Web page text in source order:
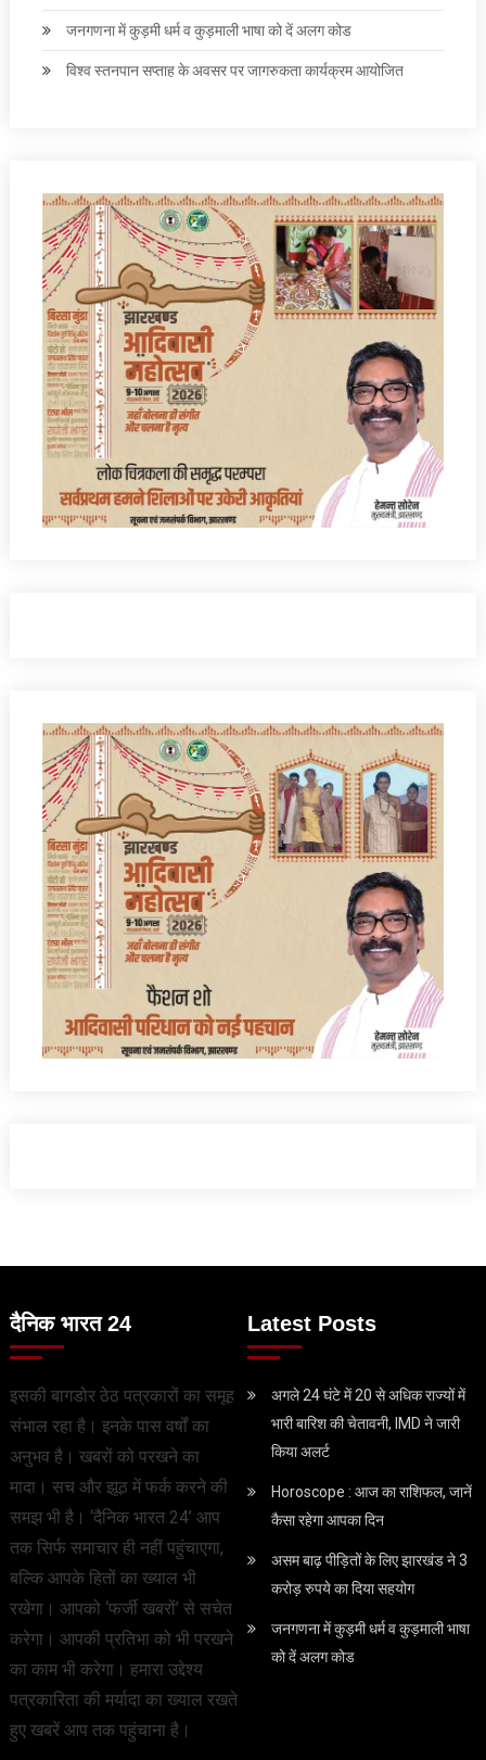
जनगणना में कुड़मी धर्म व कुड़माली भाषा को दें अलग कोड
विश्व स्तनपान सप्ताह के अवसर पर जागरुकता कार्यक्रम आयोजित
दैनिक भारत 24
इसकी बागडोर ठेठ पत्रकारों का समूह
संभाल रहा है। इनके पास वर्षों का
अनुभव है। खबरों को परखने का
मादा। सच और झूठ में फर्क करने की
समझ भी है। ‘दैनिक भारत 24’ आप
तक सिर्फ समाचार ही नहीं पहुंचाएगा,
बल्कि आपके हितों का ख्याल भी
रखेगा। आपको ‘फर्जी खबरों’ से सचेत
करेगा। आपकी प्रतिभा को भी परखने
का काम भी करेगा। हमारा उद्देश्य
पत्रकारिता की मर्यादा का ख्याल रखते
हुए खबरें आप तक पहुंचाना है।
Latest Posts
अगले 24 घंटे में 20 से अधिक राज्यों में
भारी बारिश की चेतावनी, IMD ने जारी
किया अलर्ट
Horoscope : आज का राशिफल, जानें
कैसा रहेगा आपका दिन
असम बाढ़ पीड़ितों के लिए झारखंड ने 3
करोड़ रुपये का दिया सहयोग
जनगणना में कुड़मी धर्म व कुड़माली भाषा
को दें अलग कोड